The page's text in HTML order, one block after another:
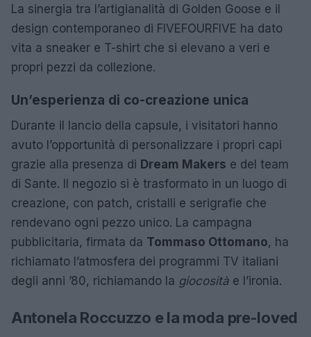
La sinergia tra l’artigianalità di Golden Goose e il
design contemporaneo di FIVEFOURFIVE ha dato
vita a sneaker e T-shirt che si elevano a veri e
propri pezzi da collezione.
Un’esperienza di co-creazione unica
Durante il lancio della capsule, i visitatori hanno
avuto l’opportunità di personalizzare i propri capi
grazie alla presenza di Dream Makers e del team
di Sante. Il negozio si è trasformato in un luogo di
creazione, con patch, cristalli e serigrafie che
rendevano ogni pezzo unico. La campagna
pubblicitaria, firmata da Tommaso Ottomano, ha
richiamato l’atmosfera dei programmi TV italiani
degli anni ’80, richiamando la giocosità e l’ironia.
Antonela Roccuzzo e la moda pre-loved